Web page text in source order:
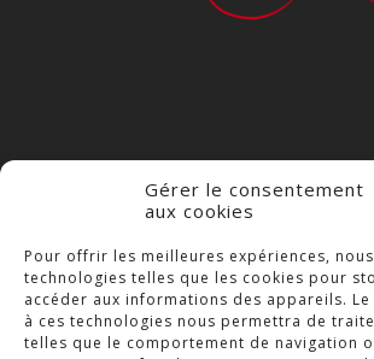
Gérer le consentement
aux cookies
Pour offrir les meilleures expériences,
technologies telles que les cookies pour
accéder aux informations des appareils.
à ces technologies nous permettra de
telles que le comportement de navigation
COLLÈGE NOTRE DAME
23 Place Saint-Jean,
79300 Bressuire